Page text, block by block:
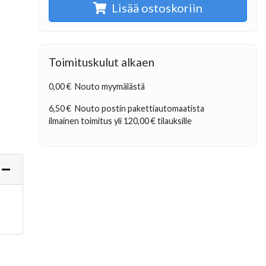
Lisää ostoskoriin
Toimituskulut alkaen
0,00 € Nouto myymälästä
6,50 € Nouto postin pakettiautomaatista
ilmainen toimitus yli 120,00 €tilauksille